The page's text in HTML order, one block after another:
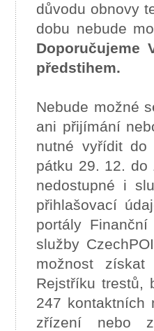
důvodu obnovy
dobu nebude
Doporučujeme
předstihem.
Nebude možné
ani přijímání
nutné vyřídit do
pátku 29. 12. do
nedostupné i
přihlašovací
portály
služby
možnost
Rejstříku trestů,
247 kontaktních
zřízení nebo